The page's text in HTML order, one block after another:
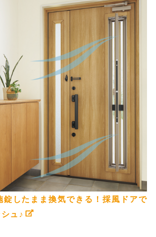
錠したまま換気できる！採風ドアで
ュ♪